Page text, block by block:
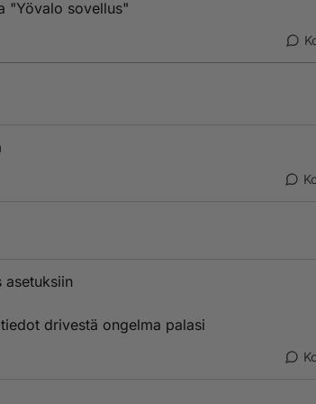
"Yövalo sovellus"
asetuksiin
drivestä ongelma palasi